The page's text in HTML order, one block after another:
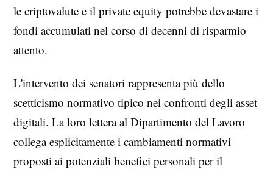
le criptovalute e il private equity potrebbe devastare i
fondi accumulati nel corso di decenni di risparmio
attento.
L'intervento dei senatori rappresenta più dello
scetticismo normativo tipico nei confronti degli asset
digitali. La loro lettera al Dipartimento del Lavoro
collega esplicitamente i cambiamenti normativi
proposti ai potenziali benefici personali per il